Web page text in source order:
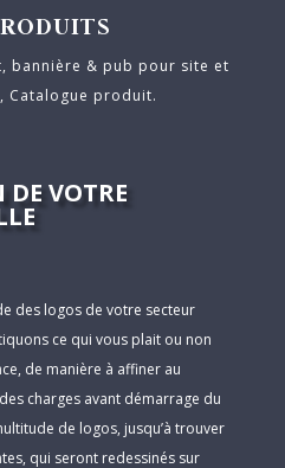
bannière & pub pour site et
Catalogue produit.
VOTRE
des logos de votre secteur
ce qui vous plait ou non
de manière à affiner au
charges avant démarrage du
de logos, jusqu’à trouver
qui seront redessinés sur